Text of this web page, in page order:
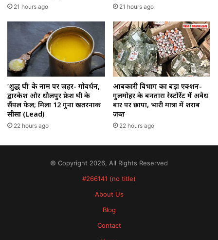
21 hours ago 21 hours ago
‘शुद्ध घी’ के नाम पर ज़हर- गोवर्धन,
द्वारकेश और धौलपुर फ्रेश घी के
सैंपल फेल; मिला 12 गुना खतरनाक
सीसा (Lead)
22 hours ago
आबकारी विभाग का बड़ा एक्शन-
गुलमोहर के बनतारा रेस्टोरेंट में अवैध
बार पर छापा, भारी मात्रा में शराब
ज़ब्त
22 hours ago
© Copyright 2026, All Rights Reserved
#266141 (no title)
About Us
Blog
Contact